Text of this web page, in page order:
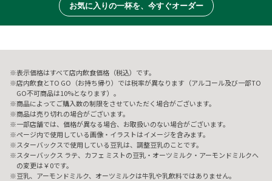
お気に入りの一杯を、今すぐオーダー
表示価格はすべて店内飲食価格（税込）です。
店内飲食とTO GO（お持ち帰り）では税率が異なります（アルコール及び一部TO
GO不可商品は10%となります）。
商品によってご購入数の制限をさせていただく場合がございます。
商品は売り切れの場合がございます。
一部店舗では、価格が異なる場合、お取扱いのない場合がございます。
ページ内で使用している画像・イラストはイメージを含みます。
スターバックスで使用している豆乳は、調整豆乳のことです。
スターバックス ラテ、カフェ ミストの豆乳・オーツミルク・アーモンドミルクへ
の変更は￥0です。
豆乳、アーモンドミルク、オーツミルクは牛乳や乳飲料ではありません。